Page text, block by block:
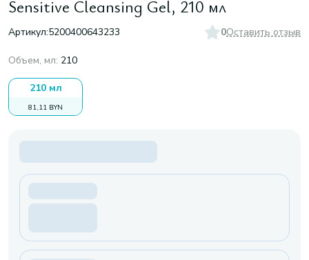
Sensitive Cleansing Gel, 210 мл
Артикул:5200400643233 0Оставить отзыв
Объем, мл: 210
210 мл
81,11 BYN